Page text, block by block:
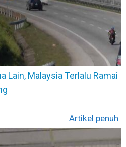
Lain, Malaysia Terlalu Ramai
Artikel penuh